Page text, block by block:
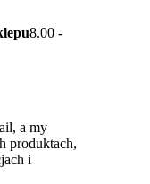
8.00 -
a my
produktach,
i